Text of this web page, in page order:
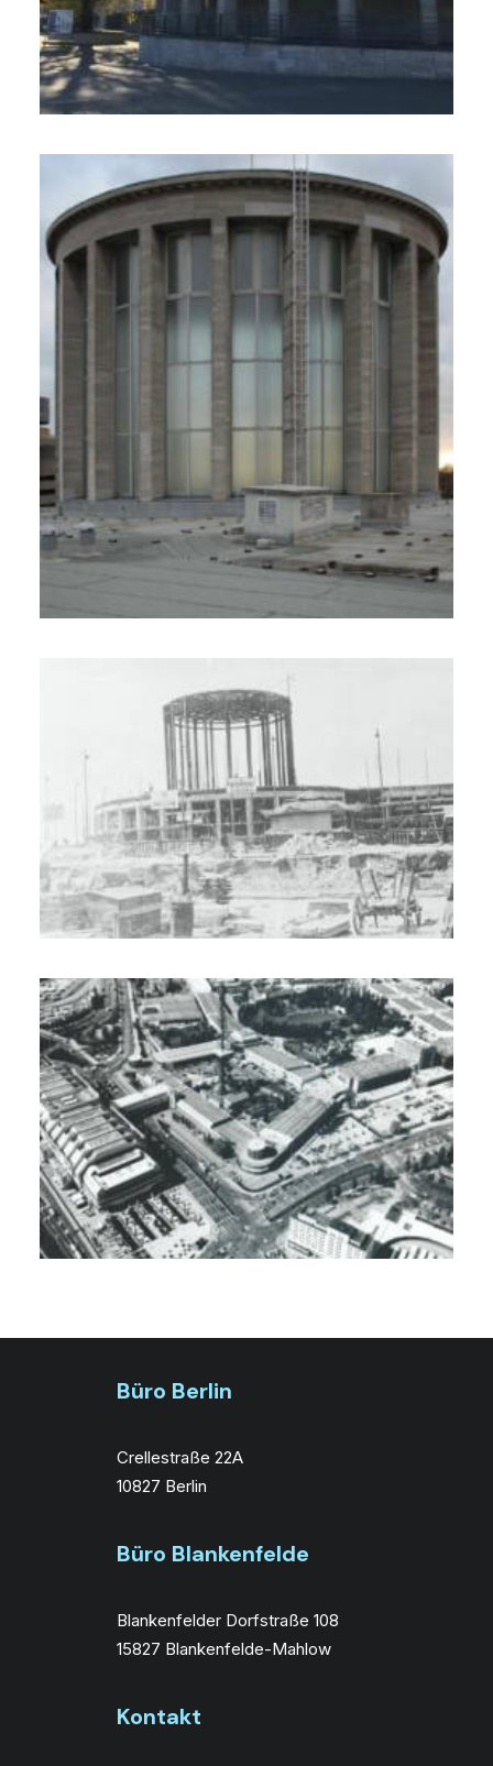
Büro Berlin
Crellestraße 22A
10827 Berlin
Büro Blankenfelde
Blankenfelder Dorfstraße 108
15827 Blankenfelde-Mahlow
Kontakt